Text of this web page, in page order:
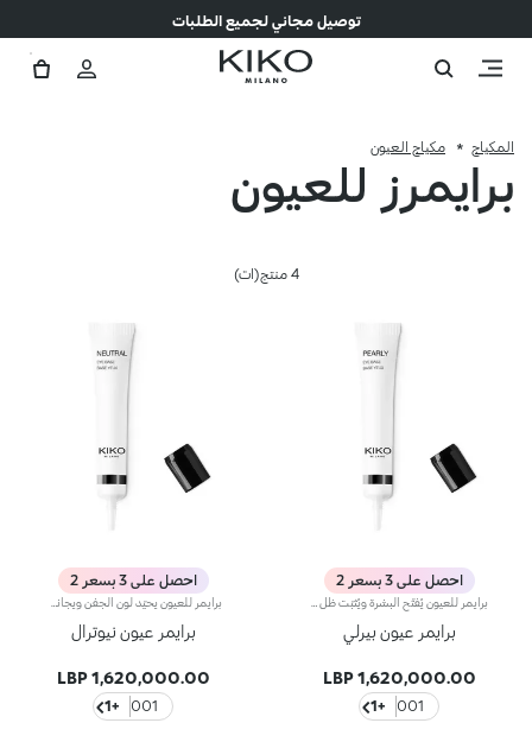
توصيل مجاني لجميع الطلبات
المكياج مكياج العيون
برايمرز للعيون
4 منتج(ات)
احصل على 3 بسعر 2
برايمر عيون بيرلي
1,620,000.00 LBP
001
+1
احصل على 3 بسعر 2
برايمر عيون نيوترال
1,620,000.00 LBP
001
+1